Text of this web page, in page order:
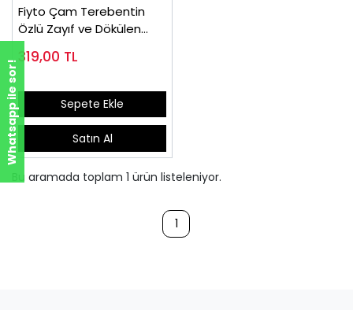
Fiyto Çam Terebentin
Özlü Zayıf ve Dökülen
Saçlar İçin Şampuan 500
ml
319,00 TL
Sepete Ekle
Satın Al
Bu aramada toplam 1 ürün listeleniyor.
1
Whatsapp ile sor!